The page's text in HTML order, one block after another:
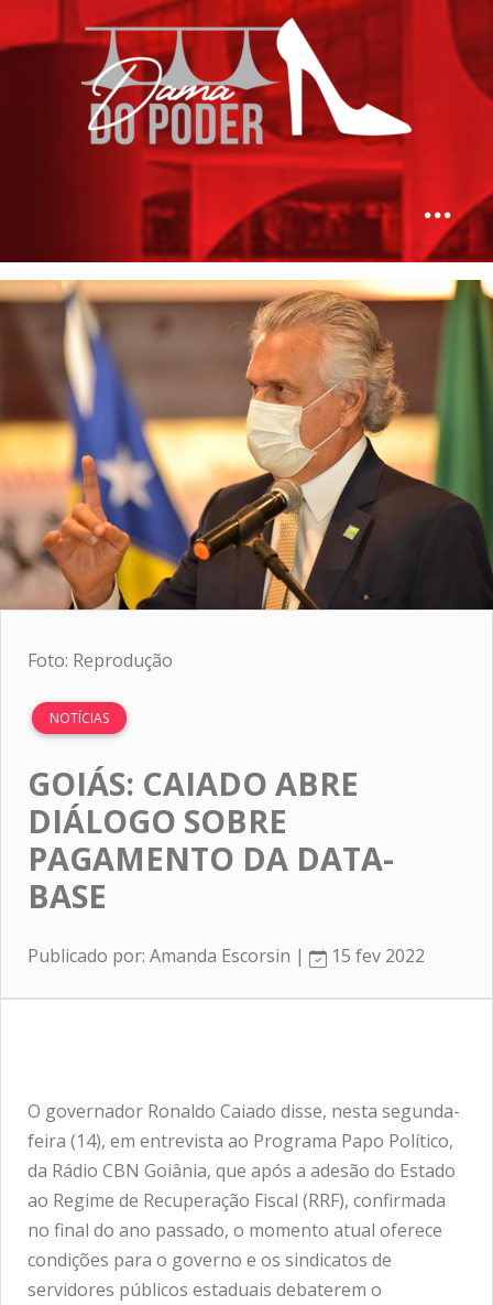
Foto: Reprodução
NOTÍCIAS
GOIÁS: CAIADO ABRE
DIÁLOGO SOBRE
PAGAMENTO DA DATA-
BASE
Publicado por: Amanda Escorsin | 15 fev 2022
O governador Ronaldo Caiado disse, nesta segunda-
feira (14), em entrevista ao Programa Papo Político,
da Rádio CBN Goiânia, que após a adesão do Estado
ao Regime de Recuperação Fiscal (RRF), confirmada
no final do ano passado, o momento atual oferece
condições para o governo e os sindicatos de
servidores públicos estaduais debaterem o